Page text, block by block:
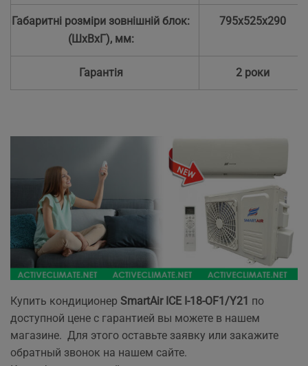
Габаритні розміри зовнішній блок:
(ШхВхГ), мм:
795х525х290
Гарантія 2 роки
Купить кондиционер SmartAir ICE I-18-OF1/Y21 по
доступной цене с гарантией вы можете в нашем
магазине. Для этого оставьте заявку или закажите
обратный звонок на нашем сайте.